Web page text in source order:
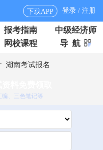
下载APP 登录 / 注册
报考指南
中级经济师
网校课程 导 航
湖南考试报名
、三色笔记等